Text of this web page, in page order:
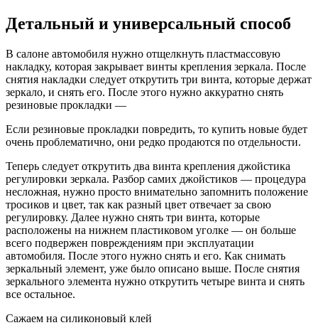
Детальный и универсальный способ
В салоне автомобиля нужно отщелкнуть пластмассовую
накладку, которая закрывает винты крепления зеркала. После
снятия накладки следует открутить три винта, которые держат
зеркало, и снять его. После этого нужно аккуратно снять
резиновые прокладки —
Если резиновые прокладки повредить, то купить новые будет
очень проблематично, они редко продаются по отдельности.
Теперь следует открутить два винта крепления джойстика
регулировки зеркала. Разбор самих джойстиков — процедура
несложная, нужно просто внимательно запомнить положение
тросиков и цвет, так как разный цвет отвечает за свою
регулировку. Далее нужно снять три винта, которые
расположены на нижнем пластиковом уголке — он больше
всего подвержен повреждениям при эксплуатации
автомобиля. После этого нужно снять и его. Как снимать
зеркальный элемент, уже было описано выше. После снятия
зеркального элемента нужно открутить четыре винта и снять
все остальное.
Сажаем на силиконовый клей